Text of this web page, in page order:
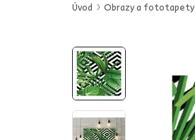
Úvod Obrazy a fototapety